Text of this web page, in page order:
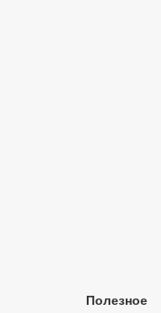
Полезное